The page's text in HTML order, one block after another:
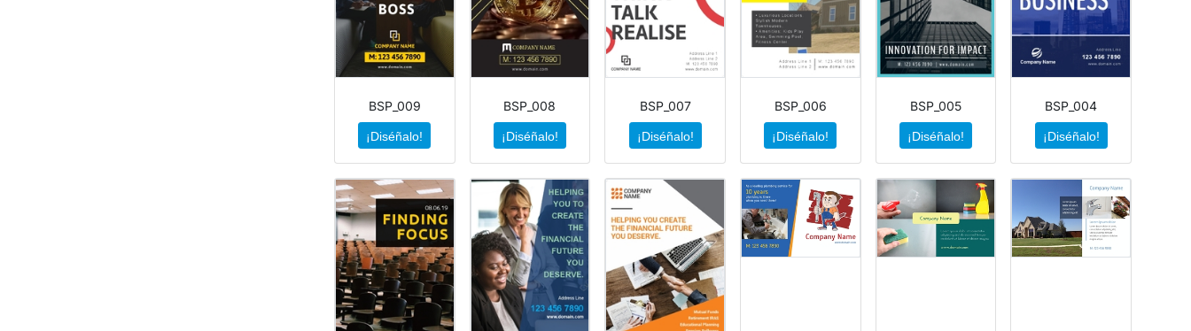
BSP_009
¡Diséñalo!
BSP_008
¡Diséñalo!
BSP_007
¡Diséñalo!
BSP_006
¡Diséñalo!
BSP_005
¡Diséñalo!
BSP_004
¡Diséñalo!